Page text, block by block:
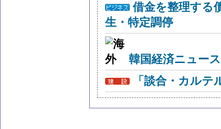
借金を整理する
生・特定調停
韓国経済ニュー
「談合・カル